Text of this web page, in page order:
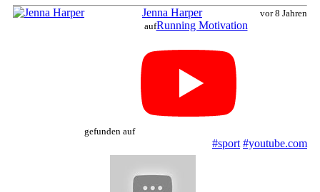
Jenna Harper
vor 8 Jahren
aufRunning Motivation
gefunden auf
#sport #youtube.com